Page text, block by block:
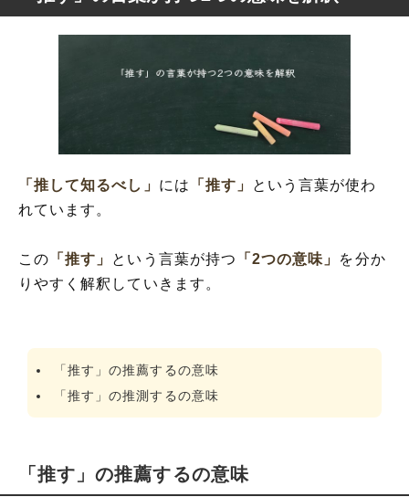
「推して知るべし」 には 「推す」
という言葉が使わ
れています。
この 「推す」 という言葉が持つ 「2つの意味」 を分か
りやすく解釈していきます。
「推す」の推薦するの意味
「推す」の推測するの意味
「推す」の推薦するの意味